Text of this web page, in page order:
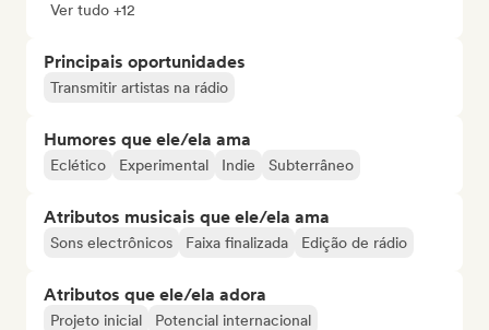
Ver tudo +12
Principais oportunidades
Transmitir artistas na rádio
Humores que ele/ela ama
Eclético Experimental Indie Subterrâneo
Atributos musicais que ele/ela ama
Sons electrônicos Faixa finalizada Edição de rádio
Atributos que ele/ela adora
Projeto inicial
Potencial internacional